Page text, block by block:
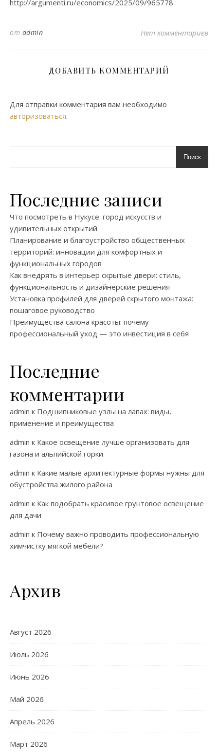
http://argumenti.ru/economics/2025/09/965778
от admin Нет комментариев
ДОБАВИТЬ КОММЕНТАРИЙ
Для отправки комментария вам необходимо
авторизоваться.
Поиск
Последние записи
Что посмотреть в Нукусе: город искусств и
удивительных открытий
Планирование и благоустройство общественных
территорий: инновации для комфортных и
функциональных городов
Как внедрять в интерьер скрытые двери: стиль,
функциональность и дизайнерские решения
Установка профилей для дверей скрытого монтажа:
пошаговое руководство
Преимущества салона красоты: почему
профессиональный уход — это инвестиция в себя
Последние
комментарии
admin к Подшипниковые узлы на лапах: виды,
применение и преимущества
admin к Какое освещение лучше организовать для
газона и альпийской горки
admin к Какие малые архитектурные формы нужны для
обустройства жилого района
admin к Как подобрать красивое грунтовое освещение
для дачи
admin к Почему важно проводить профессиональную
химчистку мягкой мебели?
Архив
Август 2026
Июль 2026
Июнь 2026
Май 2026
Апрель 2026
Март 2026